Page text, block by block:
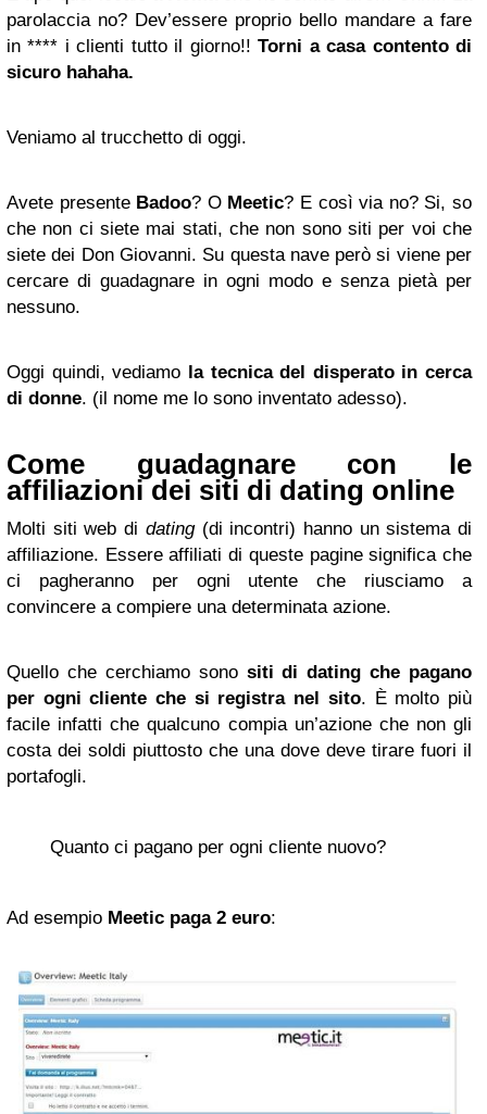
parolaccia no? Dev’essere proprio bello mandare a fare
in **** i clienti tutto il giorno!!Torni a casa contento di
sicuro hahaha.
Veniamo al trucchetto di oggi.
Avete presente Badoo? O Meetic? E così via no? Si, so
che non ci siete mai stati, che non sono siti per voi che
siete dei Don Giovanni. Su questa nave però si viene per
cercare di guadagnare in ogni modo e senza pietà per
nessuno.
Oggi quindi, vediamo
la tecnica del disperato in cerca
di donne. (il nome me lo sono inventato adesso).
Come guadagnare con le
affiliazioni dei siti di dating online
Molti siti web di dating(di incontri) hanno un sistema di
affiliazione. Essere affiliati di queste pagine significa che
ci pagheranno per ogni utente che riusciamo a
convincere a compiere una determinata azione.
Quello che cerchiamo sono siti di dating che pagano
per ogni cliente che si registra nel sito. È molto più
facile infatti che qualcuno compia un’azione che non gli
costa dei soldi piuttosto che una dove deve tirare fuori il
portafogli.
Quanto ci pagano per ogni cliente nuovo?
Ad esempio Meetic paga 2 euro: